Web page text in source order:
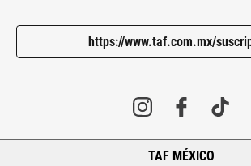
https://www.taf.com.mx/
TAF MÉXICO